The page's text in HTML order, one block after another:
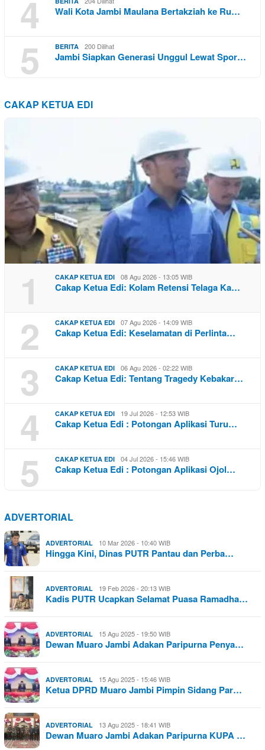
4 Wali Kota Jambi Maulana Bertakziah ke Ru…
5 BERITA 200 Dilihat
Jambi Siapkan Generasi Unggul Lewat Spor…
CAKAP KETUA EDI
1 CAKAP KETUA EDI 08 Agu 2026 - 13:05 WIB
Cakap Ketua Edi: Kolam Retensi Telaga Ka…
2 CAKAP KETUA EDI 07 Agu 2026 - 14:09 WIB
Cakap Ketua Edi: Keselamatan di Perlinta…
3 CAKAP KETUA EDI 06 Agu 2026 - 02:22 WIB
Cakap Ketua Edi: Tentang Tragedy Kebakar…
4 CAKAP KETUA EDI 19 Jul 2026 - 12:53 WIB
Cakap Ketua Edi : Potongan Aplikasi Turu…
5 CAKAP KETUA EDI 04 Jul 2026 - 15:46 WIB
Cakap Ketua Edi : Potongan Aplikasi Ojol…
ADVERTORIAL
ADVERTORIAL 10 Mar 2026 - 10:40 WIB
Hingga Kini, Dinas PUTR Pantau dan Perba…
ADVERTORIAL 19 Feb 2026 - 20:13 WIB
Kadis PUTR Ucapkan Selamat Puasa Ramadha…
ADVERTORIAL 15 Agu 2025 - 19:50 WIB
Dewan Muaro Jambi Adakan Paripurna Penya…
ADVERTORIAL 15 Agu 2025 - 15:46 WIB
Ketua DPRD Muaro Jambi Pimpin Sidang Par…
ADVERTORIAL 13 Agu 2025 - 18:41 WIB
Dewan Muaro Jambi Adakan Paripurna KUPA …